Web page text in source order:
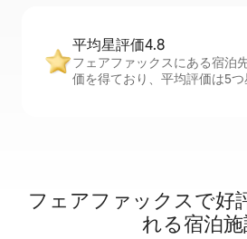
平均星評価4.8
フェアファックスにある宿泊
価を得ており、平均評価は5
フェアファックスで好
れる宿泊